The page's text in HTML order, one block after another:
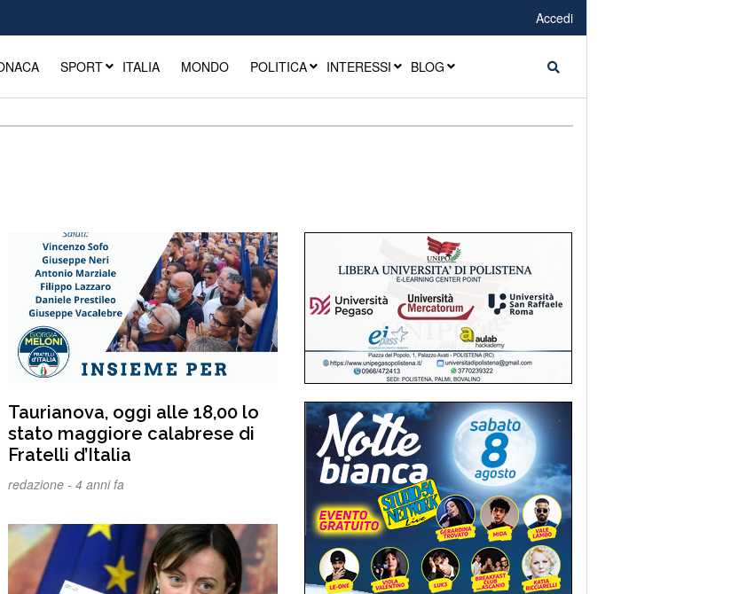
Accedi
SPORT ITALIA MONDO POLITICA INTERESSI BLOG
Taurianova, oggi alle 18,00 lo
stato maggiore calabrese di
Fratelli d’Italia
redazione -4 anni fa